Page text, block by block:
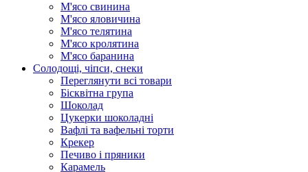
М'ясо свинина
М'ясо яловичина
М'ясо телятина
М'ясо кролятина
М'ясо баранина
Солодощі, чіпси, снеки
Переглянути всі товари
Бісквітна група
Шоколад
Цукерки шоколадні
Вафлі та вафельні торти
Крекер
Печиво і пряники
Карамель